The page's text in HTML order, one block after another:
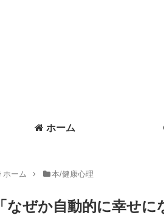
ホーム
ホーム 本/健康心理
「なぜか自動的に幸せ